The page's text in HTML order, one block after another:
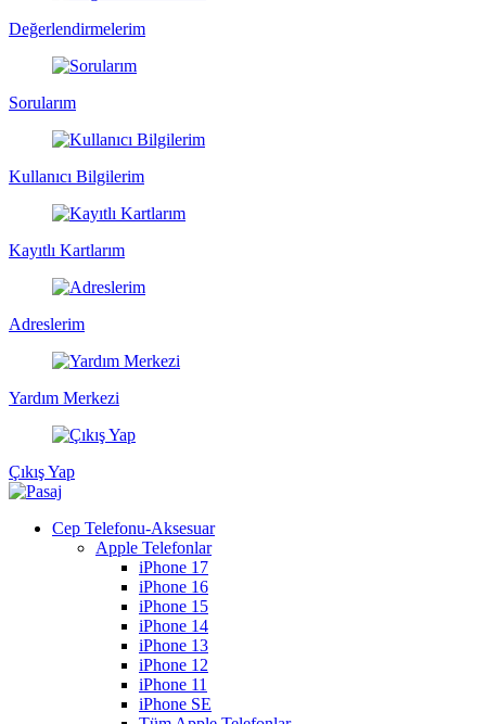
Değerlendirmelerim
Sorularım
Kullanıcı Bilgilerim
Kayıtlı Kartlarım
Adreslerim
Yardım Merkezi
Çıkış Yap
Cep Telefonu-Aksesuar
Apple Telefonlar
iPhone 17
iPhone 16
iPhone 15
iPhone 14
iPhone 13
iPhone 12
iPhone 11
iPhone SE